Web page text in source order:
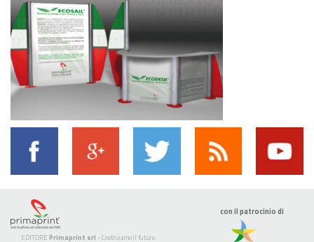
EDITORE Primaprint srl - Costruiamo il futuro
con il patrocinio di